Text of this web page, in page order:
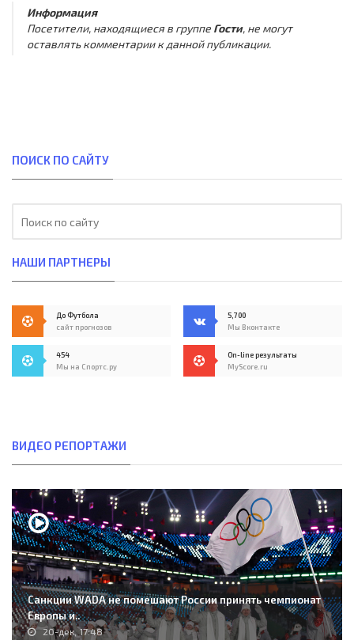
Информация
Посетители, находящиеся в группе Гости, не могут
оставлять комментарии к данной публикации.
ПОИСК ПО САЙТУ
НАШИ ПАРТНЕРЫ
До Футбола
сайт прогнозов
5,700
Мы Вконтакте
454
Мы на Спортс.ру
On-line результаты
MyScore.ru
ВИДЕО РЕПОРТАЖИ
Санкции WADA не помешают России принять чемпионат
Европы и..
20-дек, 17:48